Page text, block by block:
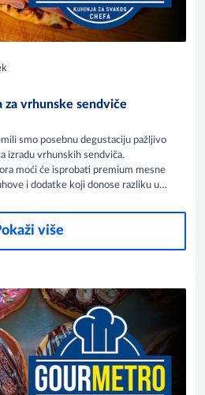
za vrhunske sendviče
smo posebnu degustaciju pažljivo
izradu vrhunskih sendviča.
moći će isprobati premium mesne
i dodatke koji donose razliku u
više